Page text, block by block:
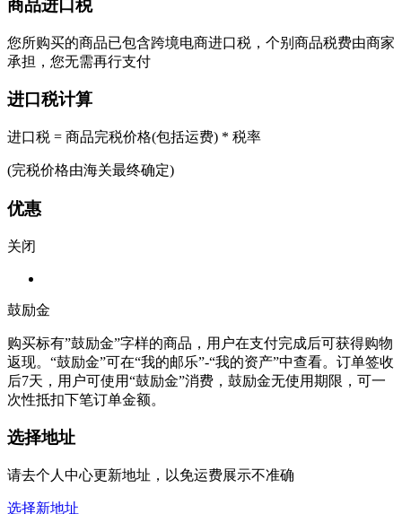
商品进口税
您所购买的商品已包含跨境电商进口税，个别商品税费由商家
承担，您无需再行支付
进口税计算
进口税 = 商品完税价格(包括运费) * 税率
(完税价格由海关最终确定)
优惠
关闭
鼓励金
购买标有”鼓励金”字样的商品，用户在支付完成后可获得购物
返现。“鼓励金”可在“我的邮乐”-“我的资产”中查看。订单签收
后7天，用户可使用“鼓励金”消费，鼓励金无使用期限，可一
次性抵扣下笔订单金额。
选择地址
请去个人中心更新地址，以免运费展示不准确
选择新地址